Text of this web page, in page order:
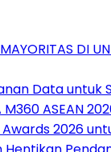
DI
Data
ASEAN
2026